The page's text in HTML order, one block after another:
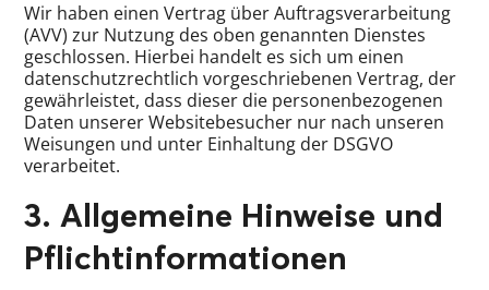
Wir haben einen Vertrag über Auftragsverarbeitung
(AVV) zur Nutzung des oben genannten Dienstes
geschlossen. Hierbei handelt es sich um einen
datenschutzrechtlich vorgeschriebenen Vertrag, der
gewährleistet, dass dieser die personenbezogenen
Daten unserer Websitebesucher nur nach unseren
Weisungen und unter Einhaltung der DSGVO
verarbeitet.
3. Allgemeine Hinweise und
Pflicht­informationen